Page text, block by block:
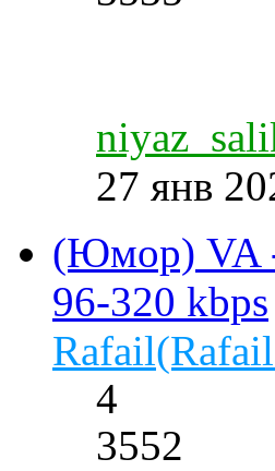
27 янв
(Юмор) VA
96-320 kbps
4
3552